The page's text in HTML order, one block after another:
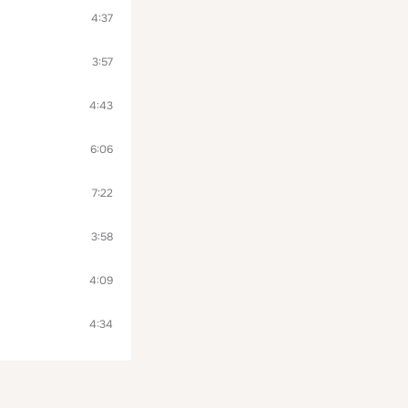
4:37
3:57
4:43
6:06
7:22
3:58
4:09
4:34